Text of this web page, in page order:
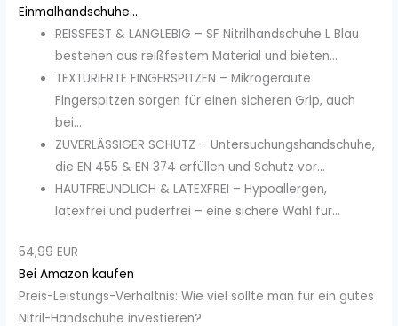
Einmalhandschuhe...
REISSFEST & LANGLEBIG – SF Nitrilhandschuhe L Blau
bestehen aus reißfestem Material und bieten...
TEXTURIERTE FINGERSPITZEN – Mikrogeraute
Fingerspitzen sorgen für einen sicheren Grip, auch
bei...
ZUVERLÄSSIGER SCHUTZ – Untersuchungshandschuhe,
die EN 455 & EN 374 erfüllen und Schutz vor...
HAUTFREUNDLICH & LATEXFREI – Hypoallergen,
latexfrei und puderfrei – eine sichere Wahl für...
54,99 EUR
Bei Amazon kaufen
Preis-Leistungs-Verhältnis: Wie viel sollte man für ein gutes
Nitril-Handschuhe investieren?